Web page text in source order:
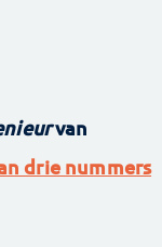
van
drie nummers